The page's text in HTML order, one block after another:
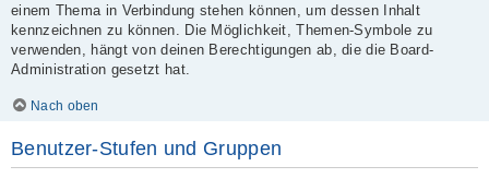
einem Thema in Verbindung stehen können, um dessen Inhalt
kennzeichnen zu können. Die Möglichkeit, Themen-Symbole zu
verwenden, hängt von deinen Berechtigungen ab, die die Board-
Administration gesetzt hat.
Nach oben
Benutzer-Stufen und Gruppen